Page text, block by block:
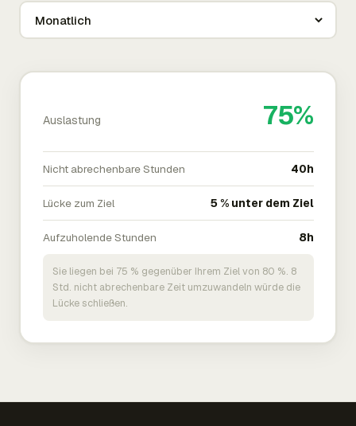
Auslastung 75%
Nicht abrechenbare Stunden 40h
Lücke zum Ziel 5 % unter dem Ziel
Aufzuholende Stunden 8h
Sie liegen bei 75 % gegenüber Ihrem Ziel von 80 %. 8
Std. nicht abrechenbare Zeit umzuwandeln würde die
Lücke schließen.